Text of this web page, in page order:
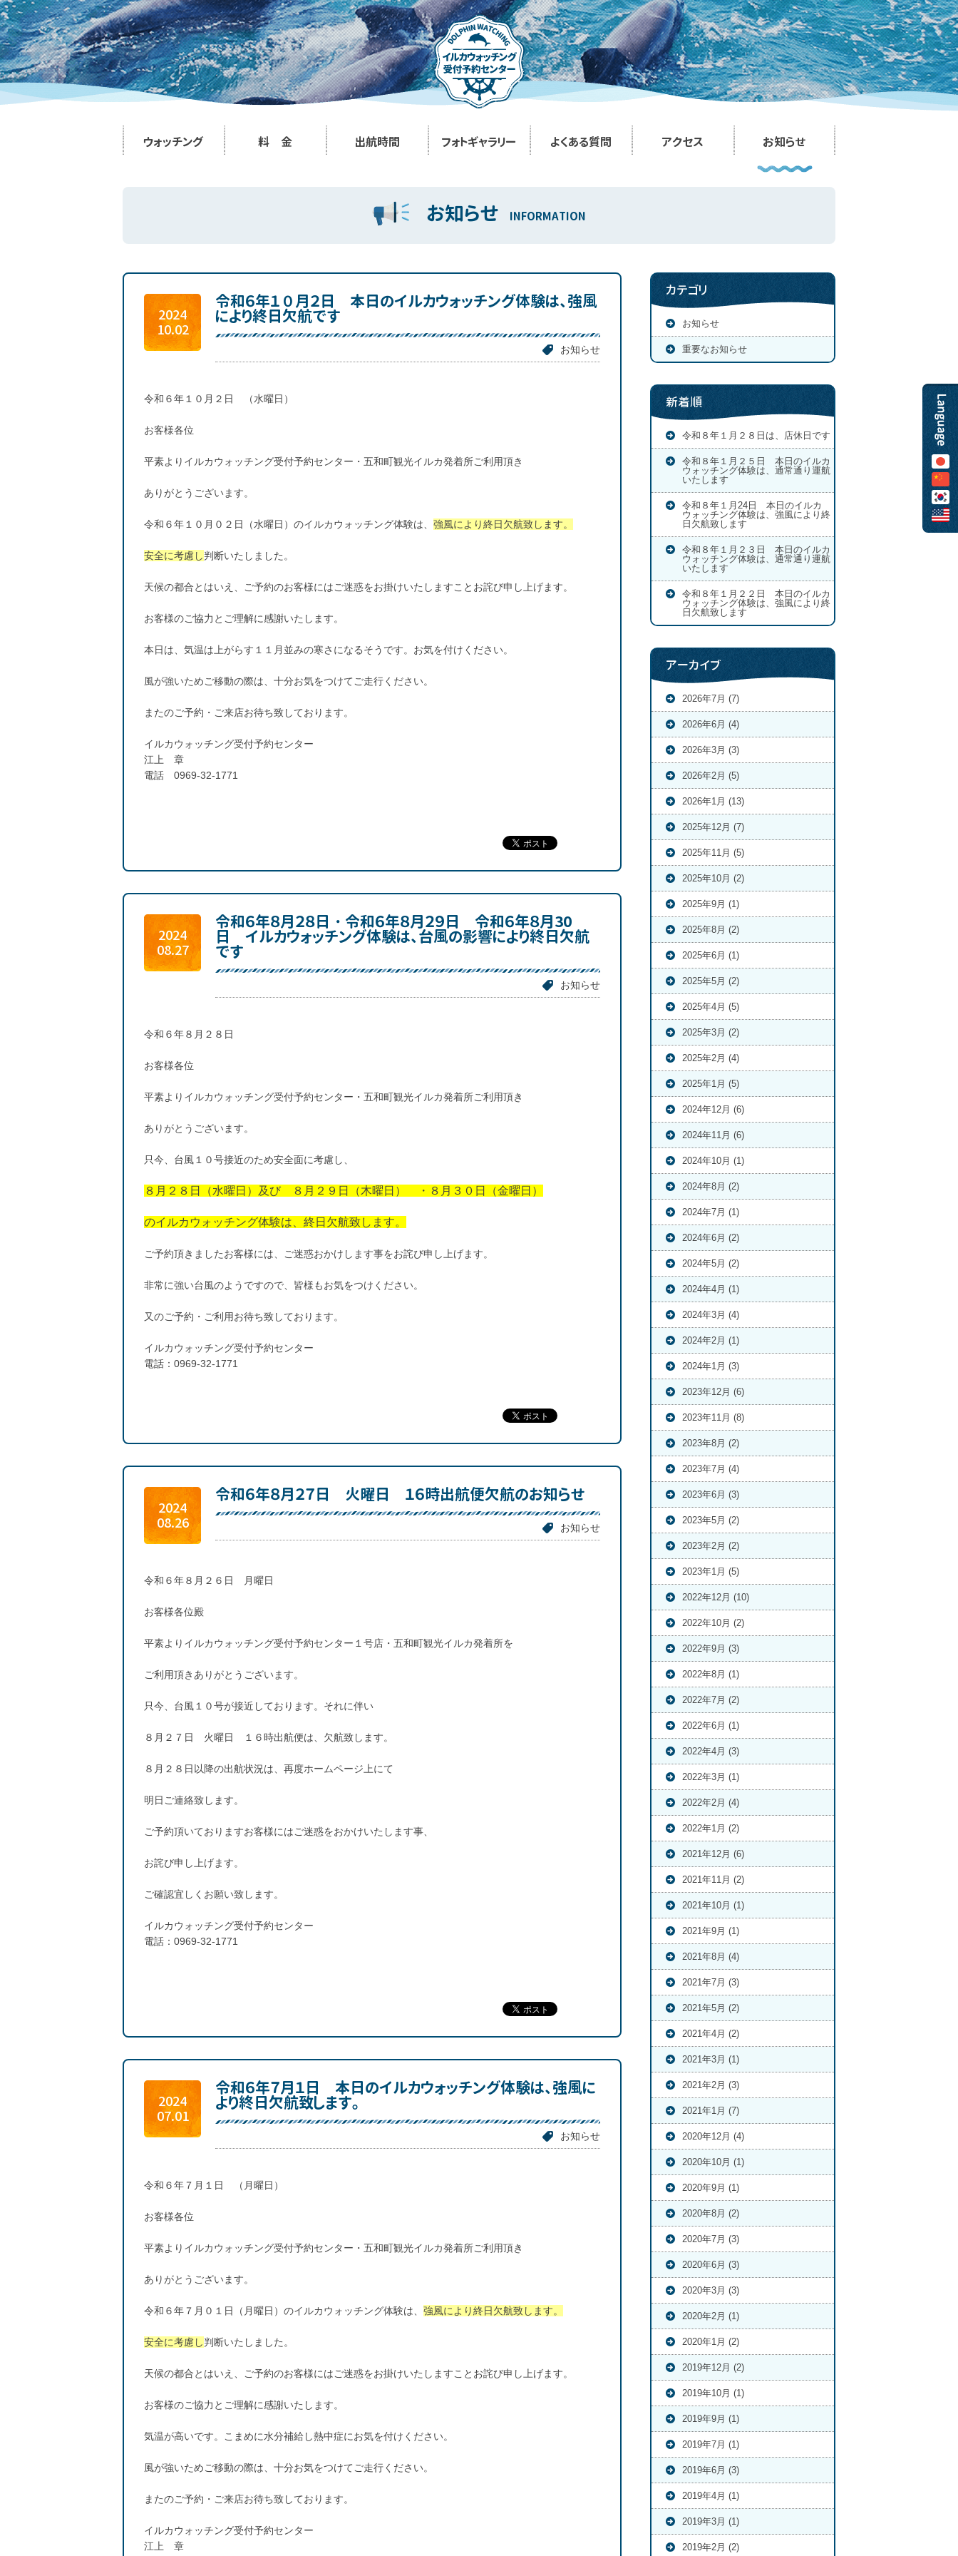
ウォッチング 料 金 出航時間 フォトギャラリー よくある質問 アクセス お知らせ
お知らせ INFORMATION
2024
10.02
令和６年１０月２日 本日のイルカウォッチング体験は、強風
により終日欠航です
お知らせ
令和６年１０月２日 （水曜日）
お客様各位
平素よりイルカウォッチング受付予約センター・五和町観光イルカ発着所ご利用頂き
ありがとうございます。
令和６年１０月０２日（水曜日）のイルカウォッチング体験は、 強風により終日欠航致します。
安全に考慮し判断いたしました。
天候の都合とはいえ、ご予約のお客様にはご迷惑をお掛けいたしますことお詫び申し上げます。
お客様のご協力とご理解に感謝いたします。
本日は、気温は上がらす１１月並みの寒さになるそうです。お気を付けください。
風が強いためご移動の際は、十分お気をつけてご走行ください。
またのご予約・ご来店お待ち致しております。
イルカウォッチング受付予約センター
江上 章
電話 0969-32-1771
2024
08.27
令和６年８月２８日・令和６年８月２９日 令和６年８月30
日 イルカウォッチング体験は、台風の影響により終日欠航
です
お知らせ
令和６年８月２８日
お客様各位
平素よりイルカウォッチング受付予約センター・五和町観光イルカ発着所ご利用頂き
ありがとうございます。
只今、台風１０号接近のため安全面に考慮し、
８月２８日（水曜日）及び ８月２９日（木曜日） ・８月３０日（金曜日）
のイルカウォッチング体験は、終日欠航致します。
ご予約頂きましたお客様には、ご迷惑おかけします事をお詫び申し上げます。
非常に強い台風のようですので、皆様もお気をつけください。
又のご予約・ご利用お待ち致しております。
イルカウォッチング受付予約センター
電話：0969-32-1771
2024
08.26
令和６年８月２７日 火曜日 １６時出航便欠航のお知らせ
お知らせ
令和６年８月２６日 月曜日
お客様各位殿
平素よりイルカウォッチング受付予約センター１号店・五和町観光イルカ発着所を
ご利用頂きありがとうございます。
只今、台風１０号が接近しております。それに伴い
８月２７日 火曜日 １６時出航便は、欠航致します。
８月２８日以降の出航状況は、再度ホームページ上にて
明日ご連絡致します。
ご予約頂いておりますお客様にはご迷惑をおかけいたします事、
お詫び申し上げます。
ご確認宜しくお願い致します。
イルカウォッチング受付予約センター
電話：0969-32-1771
2024
07.01
令和６年７月１日 本日のイルカウォッチング体験は、強風に
より終日欠航致します。
お知らせ
令和６年７月１日 （月曜日）
お客様各位
平素よりイルカウォッチング受付予約センター・五和町観光イルカ発着所ご利用頂き
ありがとうございます。
令和６年７月０１日（月曜日）のイルカウォッチング体験は、 強風により終日欠航致します。
安全に考慮し判断いたしました。
天候の都合とはいえ、ご予約のお客様にはご迷惑をお掛けいたしますことお詫び申し上げます。
お客様のご協力とご理解に感謝いたします。
気温が高いです。こまめに水分補給し熱中症にお気を付けください。
風が強いためご移動の際は、十分お気をつけてご走行ください。
またのご予約・ご来店お待ち致しております。
イルカウォッチング受付予約センター
江上 章
カテゴリ
お知らせ
重要なお知らせ
新着順
令和８年１月２８日は、店休日です
令和８年１月２５日 本日のイルカ
ウォッチング体験は、通常通り運航
いたします
令和８年１月24日 本日のイルカ
ウォッチング体験は、強風により終
日欠航致します
令和８年１月２３日 本日のイルカ
ウォッチング体験は、通常通り運航
いたします
令和８年１月２２日 本日のイルカ
ウォッチング体験は、強風により終
日欠航致します
アーカイブ
2026年7月 (7)
2026年6月 (4)
2026年3月 (3)
2026年2月 (5)
2026年1月 (13)
2025年12月 (7)
2025年11月 (5)
2025年10月 (2)
2025年9月 (1)
2025年8月 (2)
2025年6月 (1)
2025年5月 (2)
2025年4月 (5)
2025年3月 (2)
2025年2月 (4)
2025年1月 (5)
2024年12月 (6)
2024年11月 (6)
2024年10月 (1)
2024年8月 (2)
2024年7月 (1)
2024年6月 (2)
2024年5月 (2)
2024年4月 (1)
2024年3月 (4)
2024年2月 (1)
2024年1月 (3)
2023年12月 (6)
2023年11月 (8)
2023年8月 (2)
2023年7月 (4)
2023年6月 (3)
2023年5月 (2)
2023年2月 (2)
2023年1月 (5)
2022年12月 (10)
2022年10月 (2)
2022年9月 (3)
2022年8月 (1)
2022年7月 (2)
2022年6月 (1)
2022年4月 (3)
2022年3月 (1)
2022年2月 (4)
2022年1月 (2)
2021年12月 (6)
2021年11月 (2)
2021年10月 (1)
2021年9月 (1)
2021年8月 (4)
2021年7月 (3)
2021年5月 (2)
2021年4月 (2)
2021年3月 (1)
2021年2月 (3)
2021年1月 (7)
2020年12月 (4)
2020年10月 (1)
2020年9月 (1)
2020年8月 (2)
2020年7月 (3)
2020年6月 (3)
2020年3月 (3)
2020年2月 (1)
2020年1月 (2)
2019年12月 (2)
2019年10月 (1)
2019年9月 (1)
2019年7月 (1)
2019年6月 (3)
2019年4月 (1)
2019年3月 (1)
2019年2月 (2)